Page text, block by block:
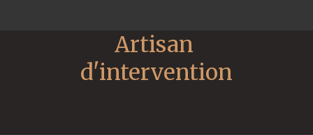
Artisan
d'intervention